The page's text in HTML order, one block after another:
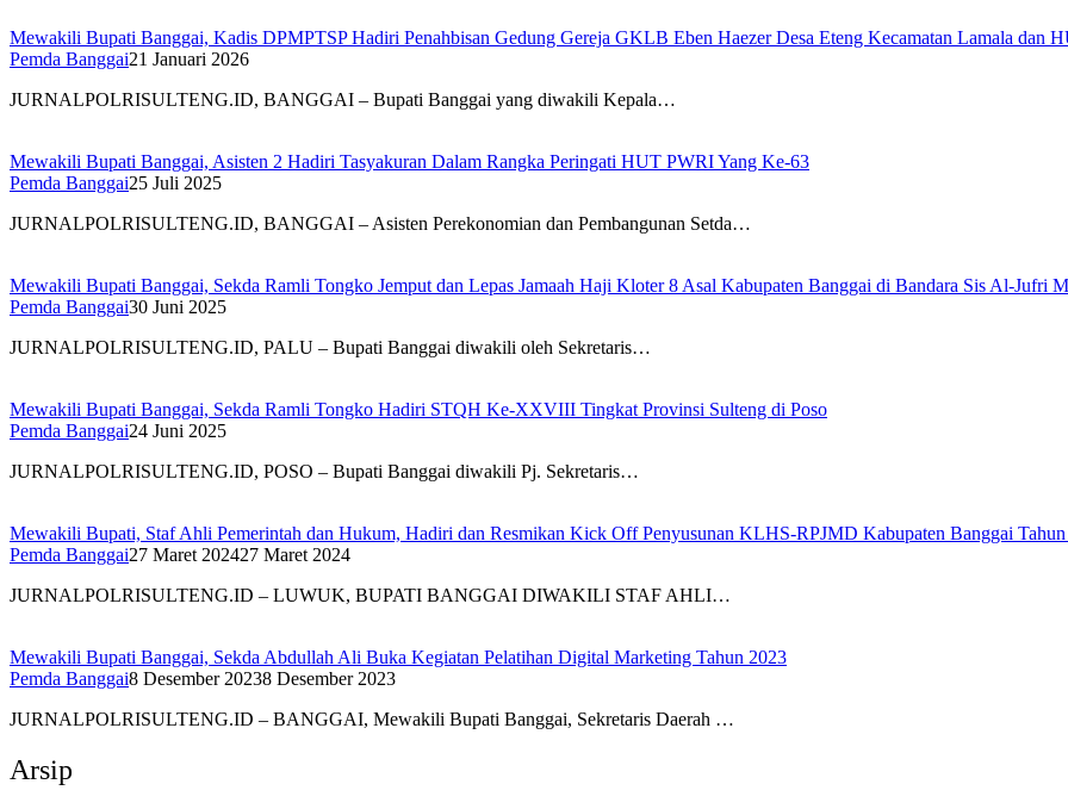
Mewakili Bupati Banggai, Kadis DPMPTSP Hadiri Penahbisan Gedung Gereja GKLB Eben Haezer Desa Eteng Kecamatan Lamala dan
Pemda Banggai21 Januari 2026
JURNALPOLRISULTENG.ID, BANGGAI – Bupati Banggai yang diwakili Kepala…
Mewakili Bupati Banggai, Asisten 2 Hadiri Tasyakuran Dalam Rangka Peringati HUT PWRI Yang Ke-63
Pemda Banggai25 Juli 2025
JURNALPOLRISULTENG.ID, BANGGAI – Asisten Perekonomian dan Pembangunan Setda…
Mewakili Bupati Banggai, Sekda Ramli Tongko Jemput dan Lepas Jamaah Haji Kloter 8 Asal Kabupaten Banggai di Bandara Sis Al-Jufri
Pemda Banggai30 Juni 2025
JURNALPOLRISULTENG.ID, PALU – Bupati Banggai diwakili oleh Sekretaris…
Mewakili Bupati Banggai, Sekda Ramli Tongko Hadiri STQH Ke-XXVIII Tingkat Provinsi Sulteng di Poso
Pemda Banggai24 Juni 2025
JURNALPOLRISULTENG.ID, POSO – Bupati Banggai diwakili Pj. Sekretaris…
Mewakili Bupati, Staf Ahli Pemerintah dan Hukum, Hadiri dan Resmikan Kick Off Penyusunan KLHS-RPJMD Kabupaten Banggai
Pemda Banggai27 Maret 202427 Maret 2024
JURNALPOLRISULTENG.ID – LUWUK, BUPATI BANGGAI DIWAKILI STAF AHLI…
Mewakili Bupati Banggai, Sekda Abdullah Ali Buka Kegiatan Pelatihan Digital Marketing Tahun 2023
Pemda Banggai8 Desember 20238 Desember 2023
JURNALPOLRISULTENG.ID – BANGGAI, Mewakili Bupati Banggai, Sekretaris Daerah …
Arsip